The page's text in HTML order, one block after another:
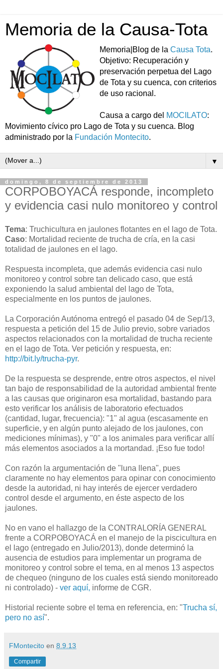
Memoria de la Causa-Tota
Memoria|Blog de la Causa Tota.
Objetivo: Recuperación y
preservación perpetua del Lago
de Tota y su cuenca, con criterios
de uso racional.
Causa a cargo del MOCILATO:
Movimiento cívico pro Lago de Tota y su cuenca. Blog
administrado por la Fundación Montecito.
▼
domingo, 8 de septiembre de 2013
CORPOBOYACÁ responde, incompleto
y evidencia casi nulo monitoreo y control
Tema: Truchicultura en jaulones flotantes en el lago de Tota.
Caso: Mortalidad reciente de trucha de cría, en la casi
totalidad de jaulones en el lago.
Respuesta incompleta, que además evidencia casi nulo
monitoreo y control sobre tan delicado caso, que está
exponiendo la salud ambiental del lago de Tota,
especialmente en los puntos de jaulones.
La Corporación Autónoma entregó el pasado 04 de Sep/13,
respuesta a petición del 15 de Julio previo, sobre variados
aspectos relacionados con la mortalidad de trucha reciente
en el lago de Tota. Ver petición y respuesta, en:
http://bit.ly/trucha-pyr.
De la respuesta se desprende, entre otros aspectos, el nivel
tan bajo de responsabilidad de la autoridad ambiental frente
a las causas que originaron esa mortalidad, bastando para
esto verificar los análisis de laboratorio efectuados
(cantidad, lugar, frecuencia): "1" al agua (escasamente en
superficie, y en algún punto alejado de los jaulones, con
mediciones mínimas), y "0" a los animales para verificar allí
más elementos asociados a la mortandad. ¡Eso fue todo!
Con razón la argumentación de "luna llena", pues
claramente no hay elementos para opinar con conocimiento
desde la autoridad, ni hay interés de ejercer verdadero
control desde el argumento, en éste aspecto de los
jaulones.
No en vano el hallazgo de la CONTRALORÍA GENERAL
frente a CORPOBOYACÁ en el manejo de la piscicultura en
el lago (entregado en Julio/2013), donde determinó la
ausencia de estudios para implementar un programa de
monitoreo y control sobre el tema, en al menos 13 aspectos
de chequeo (ninguno de los cuales está siendo monitoreado
ni controlado) - ver aquí, informe de CGR.
Historial reciente sobre el tema en referencia, en: "Trucha sí,
pero no así".
FMontecito en 8.9.13
Compartir